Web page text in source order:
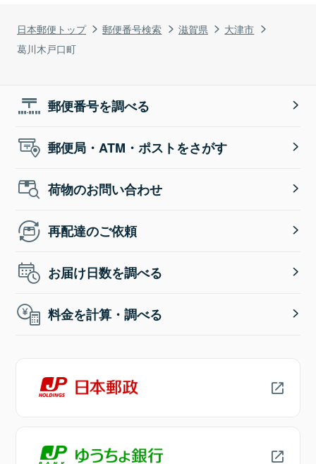
日本郵便トップ 郵便番号検索 滋賀県
大津市
葛川木戸口町
郵便番号を調べる
郵便局・ATM・ポストをさがす
荷物のお問い合わせ
再配達のご依頼
お届け日数を調べる
料金を計算・調べる